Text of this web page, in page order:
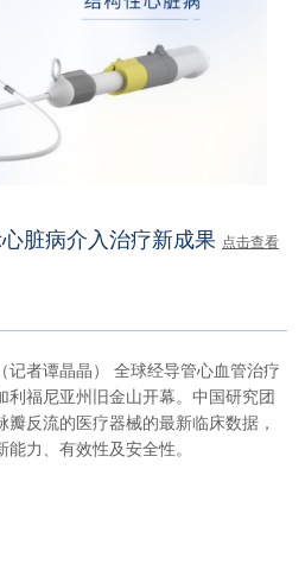
脏病介入治疗新成果 点击查看
记者谭晶晶） 全球经导管心血管治疗
利福尼亚州旧金山开幕。中国研究团
瓣反流的医疗器械的最新临床数据，
力、有效性及安全性。